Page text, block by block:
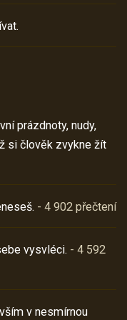
prázdnoty, nudy,
si člověk zvykne žít
- 4 902 přečtení
vysvléci. - 4 592
v nesmírnou